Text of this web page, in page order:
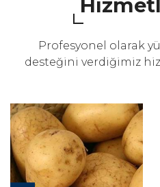
Profesyonel olarak
desteğini verdiğimiz